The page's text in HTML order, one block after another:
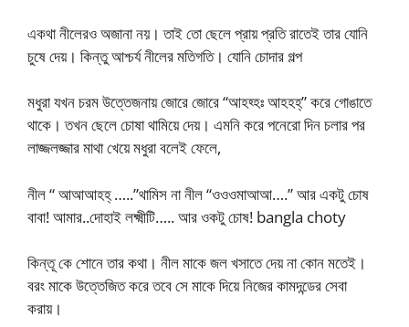
একথা নীলেরও অজানা নয়। তাই তো ছেলে প্রায় প্রতি রাতেই তার যোনি
চুষে দেয়। কিন্তু আশ্চর্য নীলের মতিগতি। যোনি চোদার গল্প
মধুরা যখন চরম উত্তেজনায় জোরে জোরে “আহহ্হঃ আহহহ্” করে গোঙাতে
থাকে। তখন ছেলে চোষা থামিয়ে দেয়। এমনি করে পনেরো দিন চলার পর
লাজ্জলজ্জার মাথা খেয়ে মধুরা বলেই ফেলে,
নীল “ আআআহহ্ …..”থামিস না নীল “ওওওমাআআ….” আর একটু চোষ
বাবা! আমার..দোহাই লক্ষ্মীটি….. আর ওকটু চোষ! bangla choty
কিন্তূ কে শোনে তার কথা। নীল মাকে জল খসাতে দেয় না কোন মতেই।
বরং মাকে উত্তেজিত করে তবে সে মাকে দিয়ে নিজের কামদন্ডের সেবা
করায়।